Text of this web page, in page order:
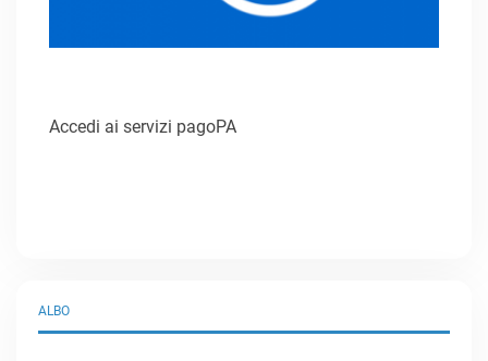
Accedi ai servizi pagoPA
ALBO